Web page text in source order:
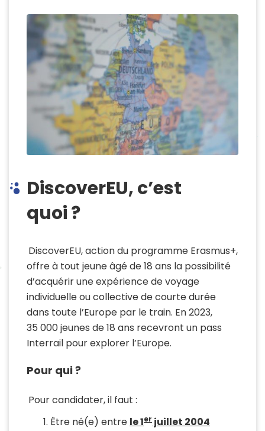
DiscoverEU, c’est
quoi ?
DiscoverEU, action du programme Erasmus+,
offre à tout jeune âgé de 18 ans la possibilité
d’acquérir une expérience de voyage
individuelle ou collective de courte durée
dans toute l’Europe par le train. En 2023,
35 000 jeunes de 18 ans recevront un pass
Interrail pour explorer l’Europe.
Pour qui ?
Pour candidater, il faut :
Être né(e) entre le 1er juillet 2004